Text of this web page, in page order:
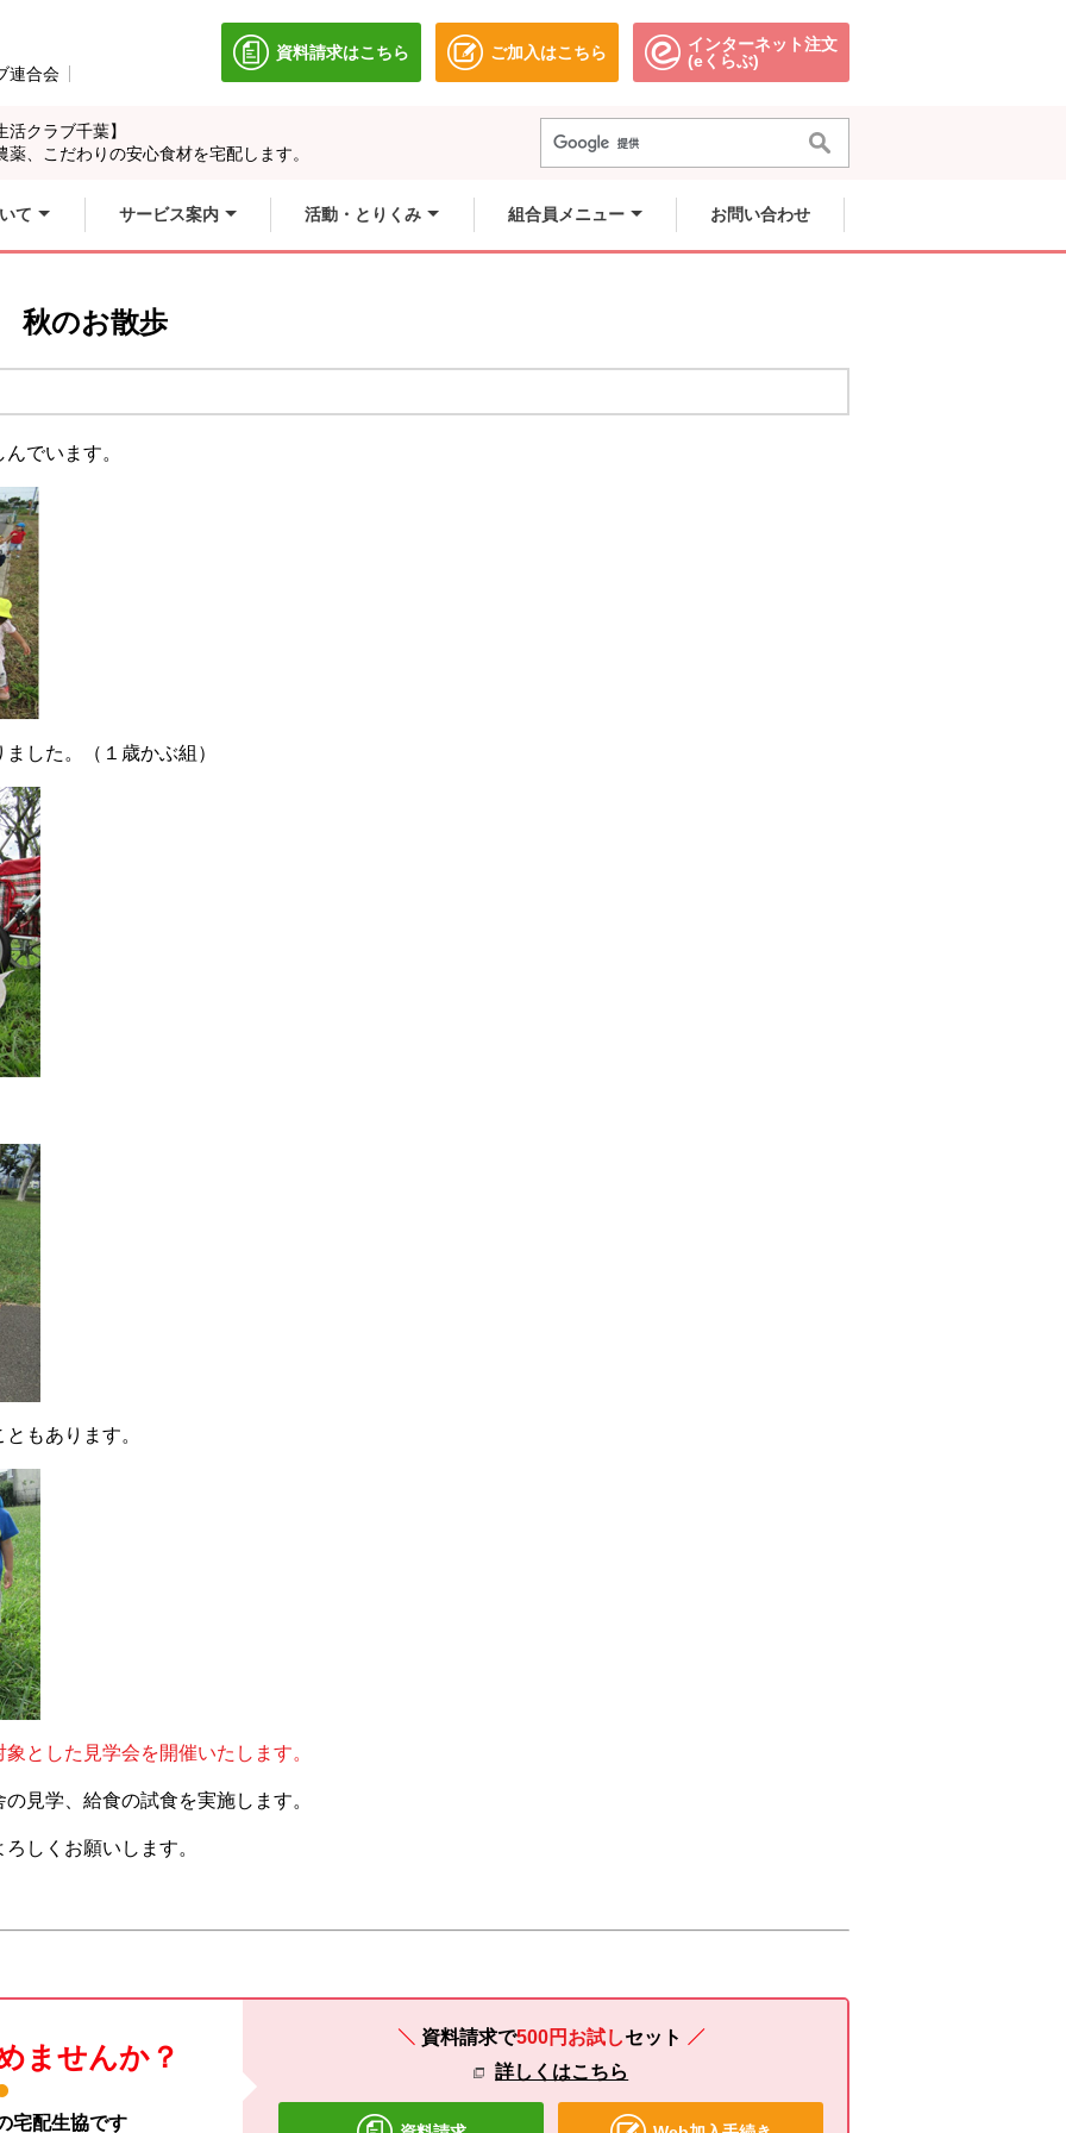
連合会 別のウィンドウで開きます。
資料請求はこちら
別のウィンドウで開きます。ご加入はこちら
別のウィンドウで開きます。
インターネット注文
(eくらぶ)別のウィンドウで開きます。
クラブ千葉】
薬、こだわりの安心食材を宅配します。
て サービス案内 活動・とりくみ 組合員メニュー お問い合わせ
秋のお散歩
でいます。
した。（１歳かぶ組）
もあります。
とした見学会を開催いたします。
見学、給食の試食を実施します。
しくお願いします。
ませんか？
宅配生協です
資料請求で500円お試しセット
詳しくはこちら